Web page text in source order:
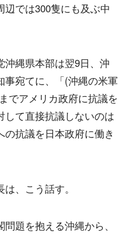
では300隻にも及ぶ中
縄県本部は翌9日、沖
事宛てに、「(沖縄の米軍
でアメリカ政府に抗議を
して直接抗議しないのは
抗議を日本政府に働き
、こう話す。
題を抱える沖縄から、